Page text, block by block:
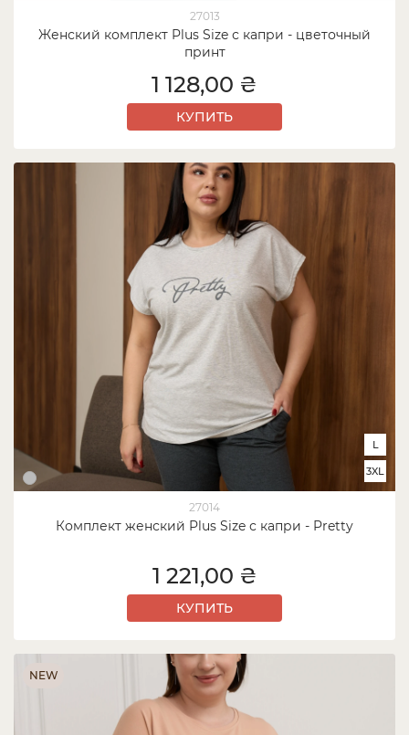
27013
Женский комплект Plus Size с капри - цветочный
принт
1 128,00 ₴
КУПИТЬ
27014
Комплект женский Plus Size с капри - Pretty
L
3XL
1 221,00 ₴
КУПИТЬ
NEW